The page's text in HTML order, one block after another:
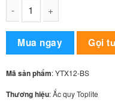
Mua ngay Gọi
Mã sản phẩm: YTX12-BS
Thương hiệu: Ắc quy Toplite